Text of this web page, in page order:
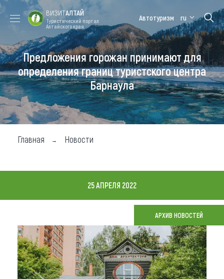
Форум VISIT
ALTAI
Цветение
маральника
Медицинский
форум
Алтайская
зимовка
Туры
Где побывать
Чем заняться
Карта
Что привезти (сувениры)
О регионе
ВИЗИТАЛТАЙ
Туристический портал
Алтайского края
Автотуризм ru
Предложения горожан принимают для
определения границ туристского центра
Барнаула
Главная Новости
25 АПРЕЛЯ 2022
АРХИВ НОВОСТЕЙ